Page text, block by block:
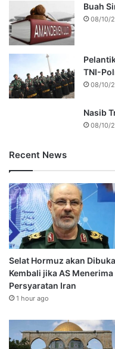
Buah
08/10/
TNI-
08/10/
Nasib
08/10/
Recent News
Selat Hormuz akan Dibuka
Kembali jika AS Menerima
Persyaratan Iran
1 hour ago